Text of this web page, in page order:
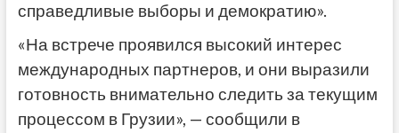
справедливые выборы и демократию».
«На встрече проявился высокий интерес
международных партнеров, и они выразили
готовность внимательно следить за текущим
процессом в Грузии», — сообщили в